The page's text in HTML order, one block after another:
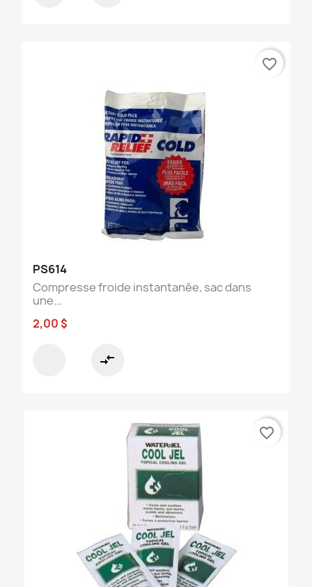
PS614
Compresse froide instantanée, sac dans
une...
2,00 $
compare_arrows
favorite_border
favorite_border